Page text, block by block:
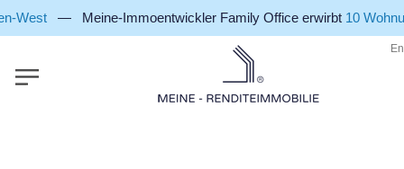
West— Meine-Immoentwickler Family Office erwirbt10